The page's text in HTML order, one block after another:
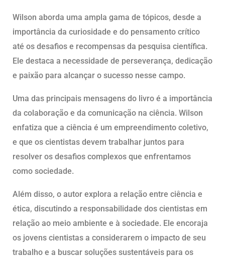
Wilson aborda uma ampla gama de tópicos, desde a
importância da curiosidade e do pensamento crítico
até os desafios e recompensas da pesquisa científica.
Ele destaca a necessidade de perseverança, dedicação
e paixão para alcançar o sucesso nesse campo.
Uma das principais mensagens do livro é a importância
da colaboração e da comunicação na ciência. Wilson
enfatiza que a ciência é um empreendimento coletivo,
e que os cientistas devem trabalhar juntos para
resolver os desafios complexos que enfrentamos
como sociedade.
Além disso, o autor explora a relação entre ciência e
ética, discutindo a responsabilidade dos cientistas em
relação ao meio ambiente e à sociedade. Ele encoraja
os jovens cientistas a considerarem o impacto de seu
trabalho e a buscar soluções sustentáveis para os